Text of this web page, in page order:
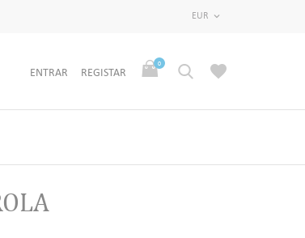
EUR 
ENTRAR REGISTAR
0